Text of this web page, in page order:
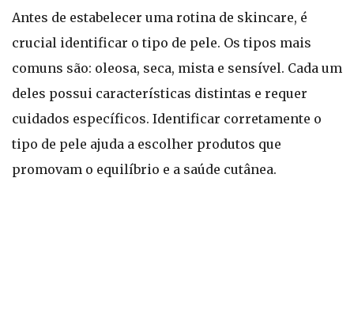
Antes de estabelecer uma rotina de skincare, é
crucial identificar o tipo de pele. Os tipos mais
comuns são: oleosa, seca, mista e sensível. Cada um
deles possui características distintas e requer
cuidados específicos. Identificar corretamente o
tipo de pele ajuda a escolher produtos que
promovam o equilíbrio e a saúde cutânea.